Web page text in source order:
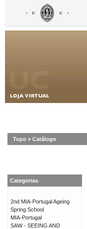
Topo » Catálogo
Categorias
2nd MIA-Portugal Ageing
Spring School
MIA-Portugal
SAW - SEEING AND